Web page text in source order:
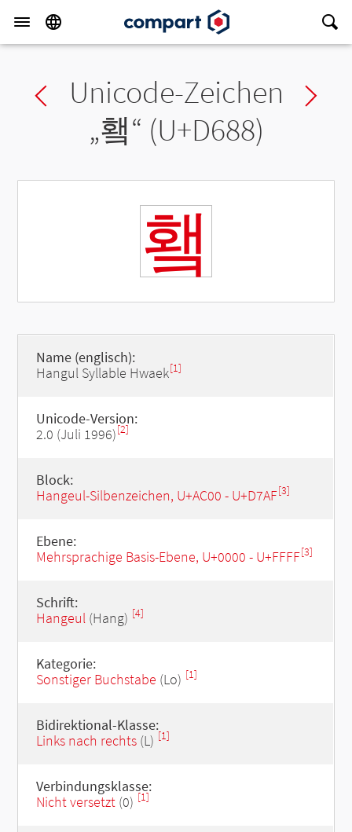
Previous char
Unicode-Zeichen
„횈“ (U+D688)
횈
Name (englisch):
Hangul Syllable Hwaek[1]
Unicode-Version:
2.0 (Juli 1996)[2]
Block:
Hangeul-Silbenzeichen, U+AC00 - U+D7AF[3]
Ebene:
Mehrsprachige Basis-Ebene, U+0000 - U+FFFF[3]
Schrift:
Hangeul(Hang) [4]
Kategorie:
Sonstiger Buchstabe (Lo) [1]
Bidirektional-Klasse:
Links nach rechts(L) [1]
Verbindungsklasse:
Nicht versetzt(0) [1]